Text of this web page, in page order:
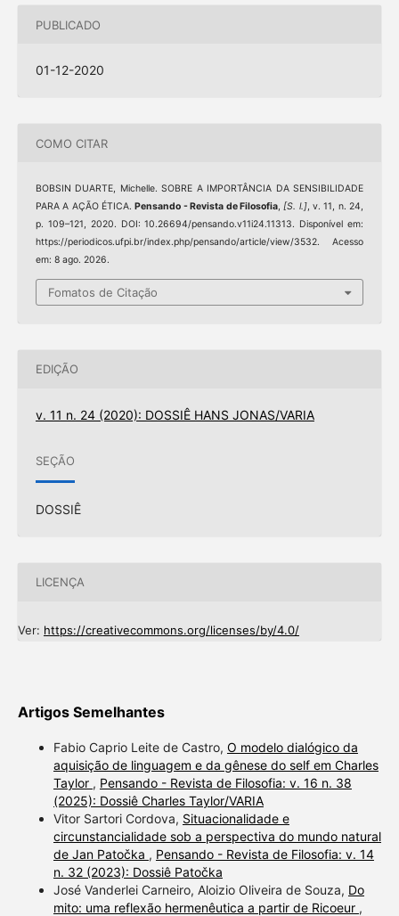
PUBLICADO
01-12-2020
COMO CITAR
BOBSIN DUARTE, Michelle. SOBRE A IMPORTÂNCIA DA SENSIBILIDADE
PARA A AÇÃO ÉTICA.Pensando - Revista de Filosofia,[S. l.], v. 11, n. 24,
p. 109–121, 2020. DOI: 10.26694/pensando.v11i24.11313. Disponível em:
https://periodicos.ufpi.br/index.php/pensando/article/view/3532. Acesso
em: 8 ago. 2026.
Fomatos de Citação
EDIÇÃO
v. 11 n. 24 (2020): DOSSIÊ HANS JONAS/VARIA
SEÇÃO
DOSSIÊ
LICENÇA
Ver: https://creativecommons.org/licenses/by/4.0/
Artigos Semelhantes
Fabio Caprio Leite de Castro, O modelo dialógico da
aquisição de linguagem e da gênese do self em Charles
Taylor , Pensando - Revista de Filosofia: v. 16 n. 38
(2025): Dossiê Charles Taylor/VARIA
Vitor Sartori Cordova, Situacionalidade e
circunstancialidade sob a perspectiva do mundo natural
de Jan Patočka , Pensando - Revista de Filosofia: v. 14
n. 32 (2023): Dossiê Patočka
José Vanderlei Carneiro, Aloizio Oliveira de Souza, Do
mito: uma reflexão hermenêutica a partir de Ricoeur ,